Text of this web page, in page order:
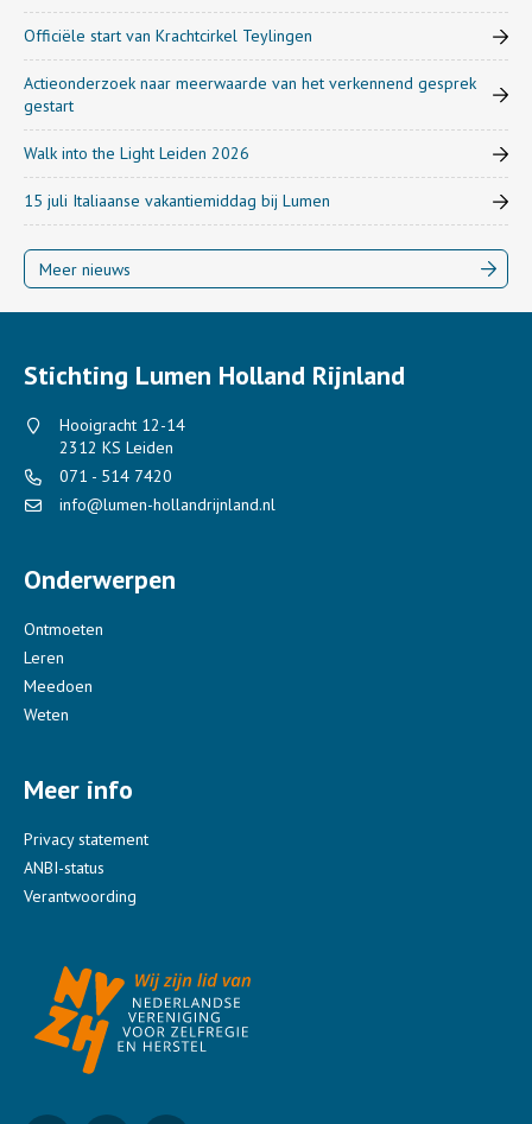
Officiële start van Krachtcirkel Teylingen
Actieonderzoek naar meerwaarde van het verkennend gesprek
gestart
Walk into the Light Leiden 2026
15 juli Italiaanse vakantiemiddag bij Lumen
Meer nieuws
Stichting Lumen Holland Rijnland
Hooigracht 12-14
2312 KS Leiden
071 - 514 7420
info@lumen-hollandrijnland.nl
Onderwerpen
Ontmoeten
Leren
Meedoen
Weten
Meer info
Privacy statement
ANBI-status
Verantwoording